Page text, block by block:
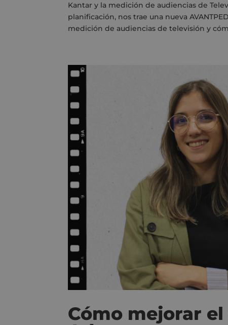
Kantar y la medición de audiencias de
planificación, nos trae una nueva
medición de audiencias de televisión y
Cómo mejorar